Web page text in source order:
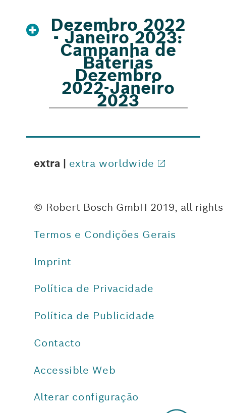
Dezembro 2022
- Janeiro 2023:
Campanha de
Baterias
Dezembro
2022-Janeiro
2023
extra | extra worldwide
© Robert Bosch GmbH 2019, all rights
Termos e Condições Gerais
Imprint
Política de Privacidade
Política de Publicidade
Contacto
Accessible Web
Alterar configuração